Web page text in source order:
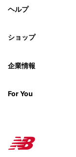
ヘルプ
ショップ
企業情報
For You